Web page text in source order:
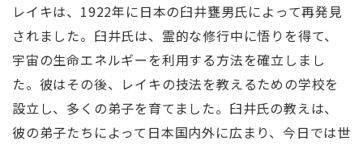
レイキは、1922年に日本の臼井甕男氏によって再発見
されました。臼井氏は、霊的な修行中に悟りを得て、
宇宙の生命エネルギーを利用する方法を確立しまし
た。彼はその後、レイキの技法を教えるための学校を
設立し、多くの弟子を育てました。臼井氏の教えは、
彼の弟子たちによって日本国内外に広まり、今日では世